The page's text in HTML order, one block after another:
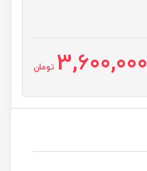
3,600,000 تومان